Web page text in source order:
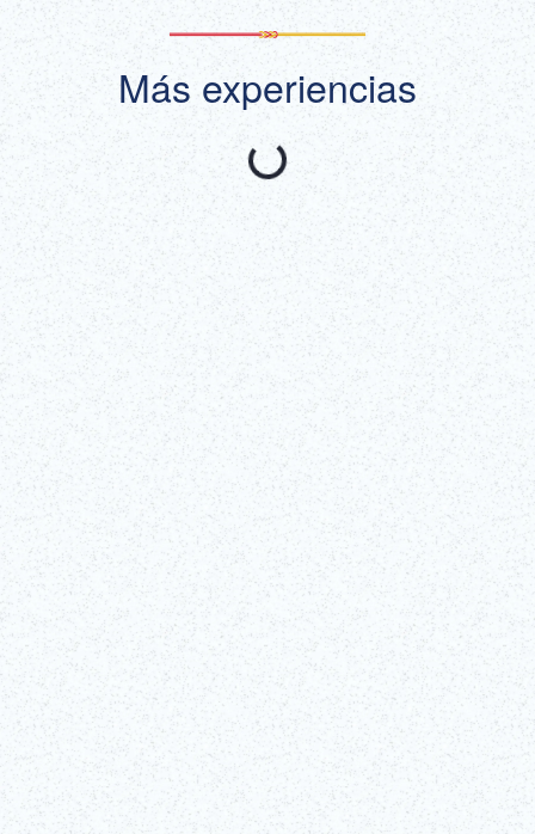
Más experiencias
Recomendado
Descubre, entre bambalinas, uno de los artes escénicos más